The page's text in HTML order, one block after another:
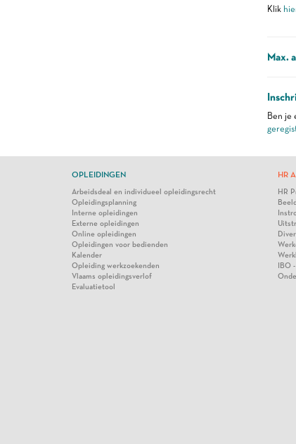
Klik
Max.
Ben je
OPLEIDINGEN
Arbeidsdeal en individueel opleidingsrecht
Opleidingsplanning
Interne opleidingen
Externe opleidingen
Online opleidingen
Opleidingen voor bedienden
Kalender
Opleiding werkzoekenden
Vlaams opleidingsverlof
Evaluatietool
HR
HR
IBO